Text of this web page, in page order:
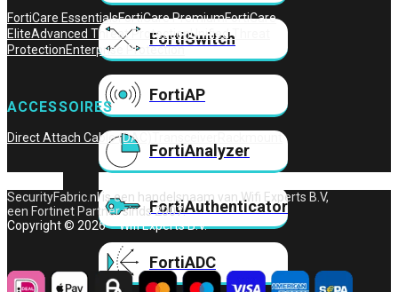
FortiSwitch
FortiAP
FortiAnalyzer
FortiAuthenticator
FortiADC
FortiCare EssentialsFortiCare PremiumFortiCare
EliteAdvanced Threat ProtectionUnified Threat
ProtectionEnterprise Protection
ACCESSOIRES
Direct Attach Cable (DAC) Rackmount
SecurityFabric.nl is een handelsnaam van Wifi Experts B.V,
een Fortinet Partner sinds 2007.
Copyright © 2026 – Wifi Experts B.V.